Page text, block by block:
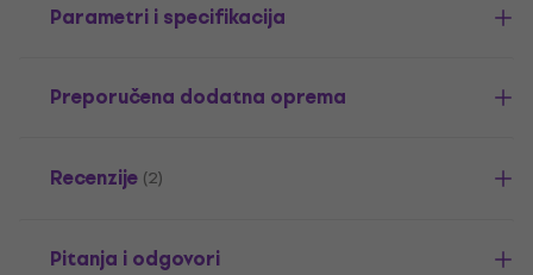
Parametri i specifikacija
Preporučena dodatna oprema
Recenzije (2)
Pitanja i odgovori